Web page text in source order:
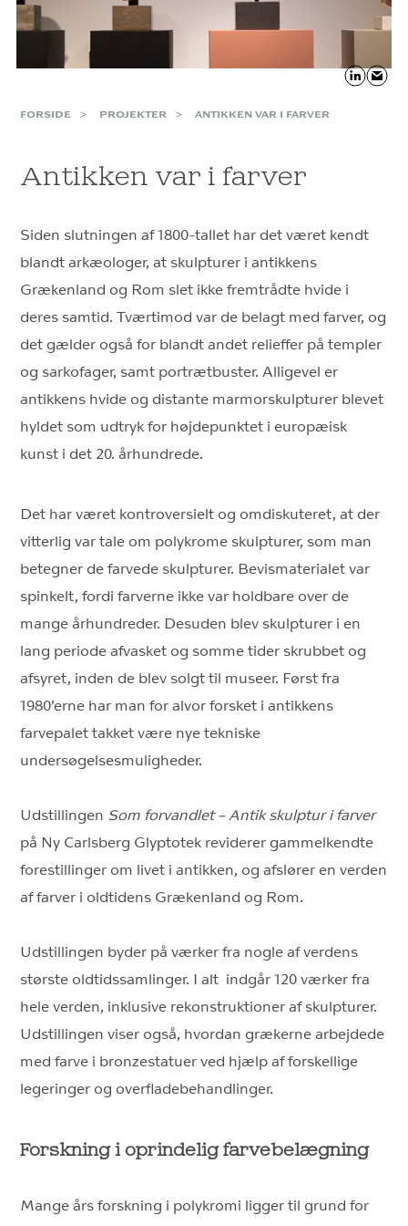
FORSIDE PROJEKTER ANTIKKEN VAR I FARVER
Antikken var i farver
Siden slutningen af 1800-tallet har det været kendt
blandt arkæologer, at skulpturer i antikkens
Grækenland og Rom slet ikke fremtrådte hvide i
deres samtid. Tværtimod var de belagt med farver, og
det gælder også for blandt andet relieffer på templer
og sarkofager, samt portrætbuster. Alligevel er
antikkens hvide og distante marmorskulpturer blevet
hyldet som udtryk for højdepunktet i europæisk
kunst i det 20. århundrede.
Det har været kontroversielt og omdiskuteret, at der
vitterlig var tale om polykrome skulpturer, som man
betegner de farvede skulpturer. Bevismaterialet var
spinkelt, fordi farverne ikke var holdbare over de
mange århundreder. Desuden blev skulpturer i en
lang periode afvasket og somme tider skrubbet og
afsyret, inden de blev solgt til museer. Først fra
1980’erne har man for alvor forsket i antikkens
farvepalet takket være nye tekniske
undersøgelsesmuligheder.
Udstillingen Som forvandlet – Antik skulptur i farver
på Ny Carlsberg Glyptotek reviderer gammelkendte
forestillinger om livet i antikken, og afslører en verden
af farver i oldtidens Grækenland og Rom.
Udstillingen byder på værker fra nogle af verdens
største oldtidssamlinger. I alt indgår 120 værker fra
hele verden, inklusive rekonstruktioner af skulpturer.
Udstillingen viser også, hvordan grækerne arbejdede
med farve i bronzestatuer ved hjælp af forskellige
legeringer og overfladebehandlinger.
Forskning i oprindelig farvebelægning
Mange års forskning i polykromi ligger til grund for